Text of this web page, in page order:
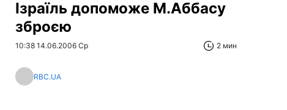
Ізраїль допоможе М.Аббасу
зброєю
10:38 14.06.2006 Ср 2 мин
RBC.UA